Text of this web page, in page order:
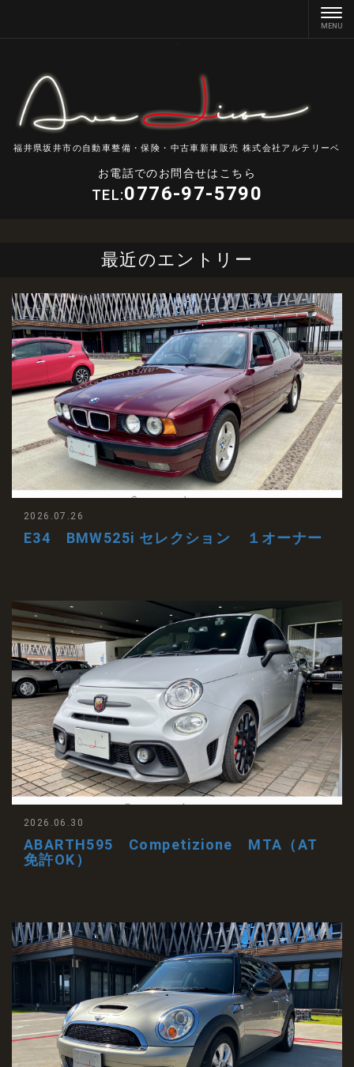
福井県坂井市の自動車整備・保険・中古車新車販売 株式会社アルテリーベ
お電話でのお問合せはこちら
TEL:0776-97-5790
最近のエントリー
E34 BMW525i セレクション １オーナー
2026.07.26
ABARTH595 Competizione MTA（AT
免許OK）
2026.06.30